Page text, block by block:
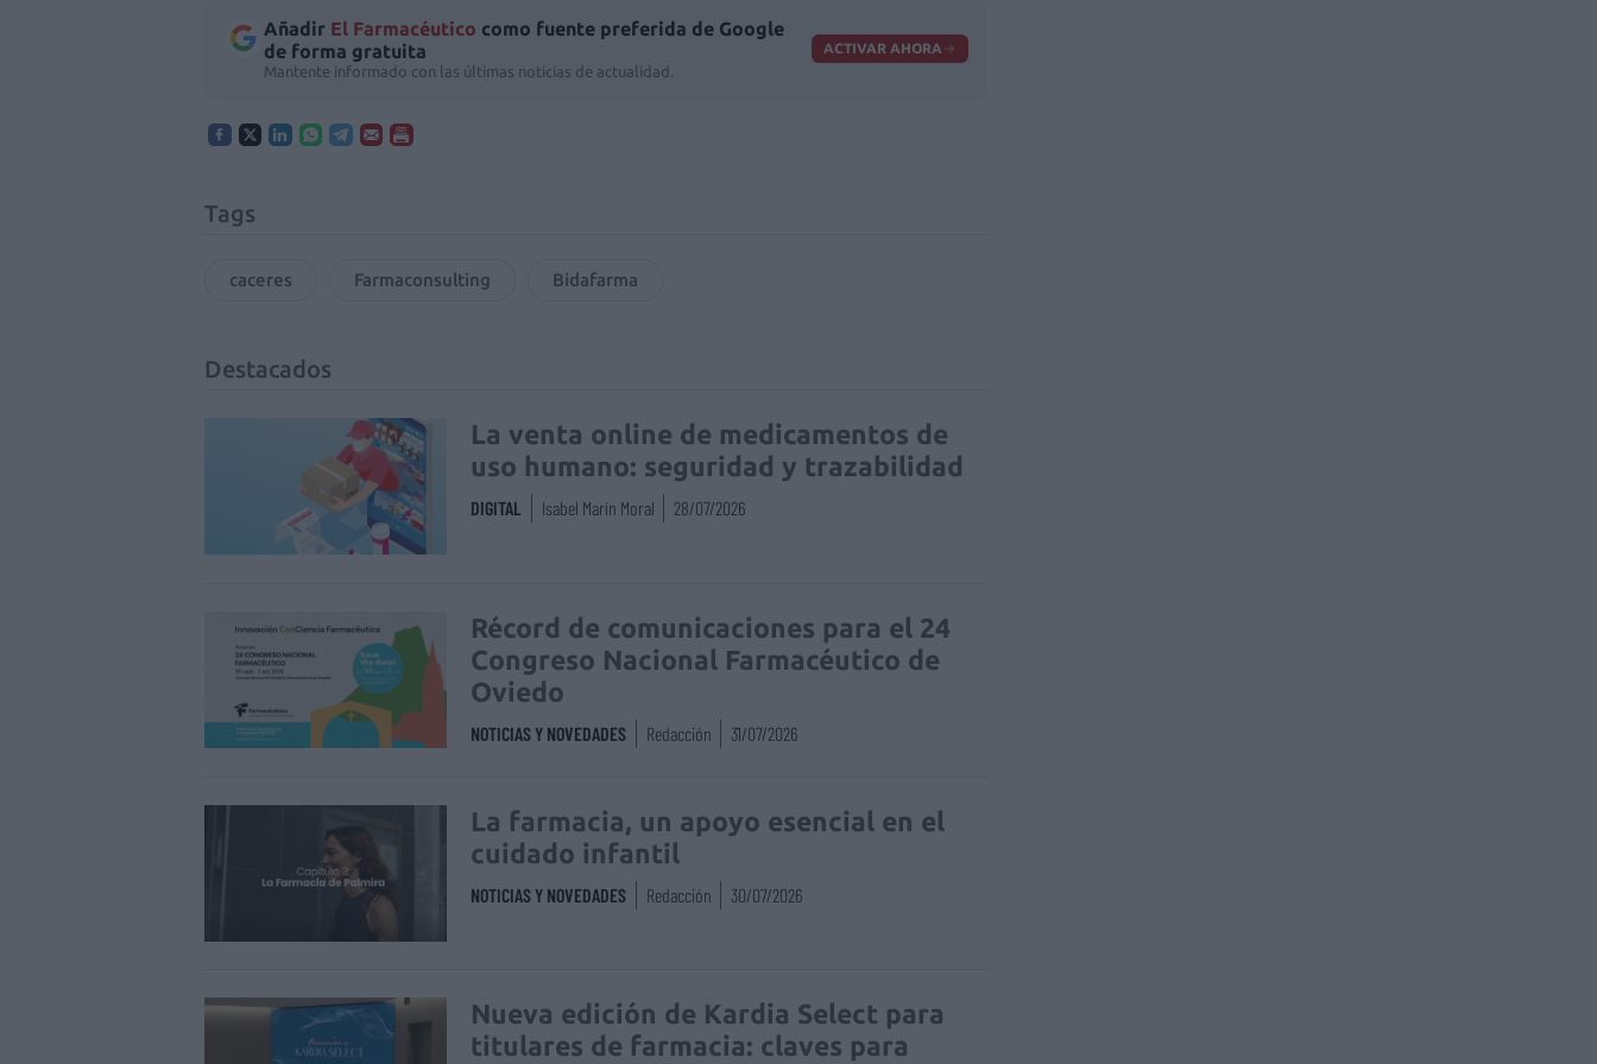
Añadir El Farmacéutico como fuente preferida de Google
de forma gratuita
Mantente informado con las últimas noticias de actualidad.
ACTIVAR AHORA
Tags
caceres Farmaconsulting Bidafarma
Destacados
La venta online de medicamentos de
uso humano: seguridad y trazabilidad
DIGITAL Isabel Marín Moral 28/07/2026
Récord de comunicaciones para el 24
Congreso Nacional Farmacéutico de
Oviedo
NOTICIAS Y NOVEDADES Redacción 31/07/2026
La farmacia, un apoyo esencial en el
cuidado infantil
NOTICIAS Y NOVEDADES Redacción 30/07/2026
Nueva edición de Kardia Select para
titulares de farmacia: claves para